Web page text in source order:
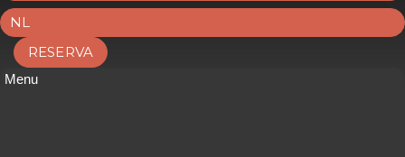
NL
RESERVA
Menu